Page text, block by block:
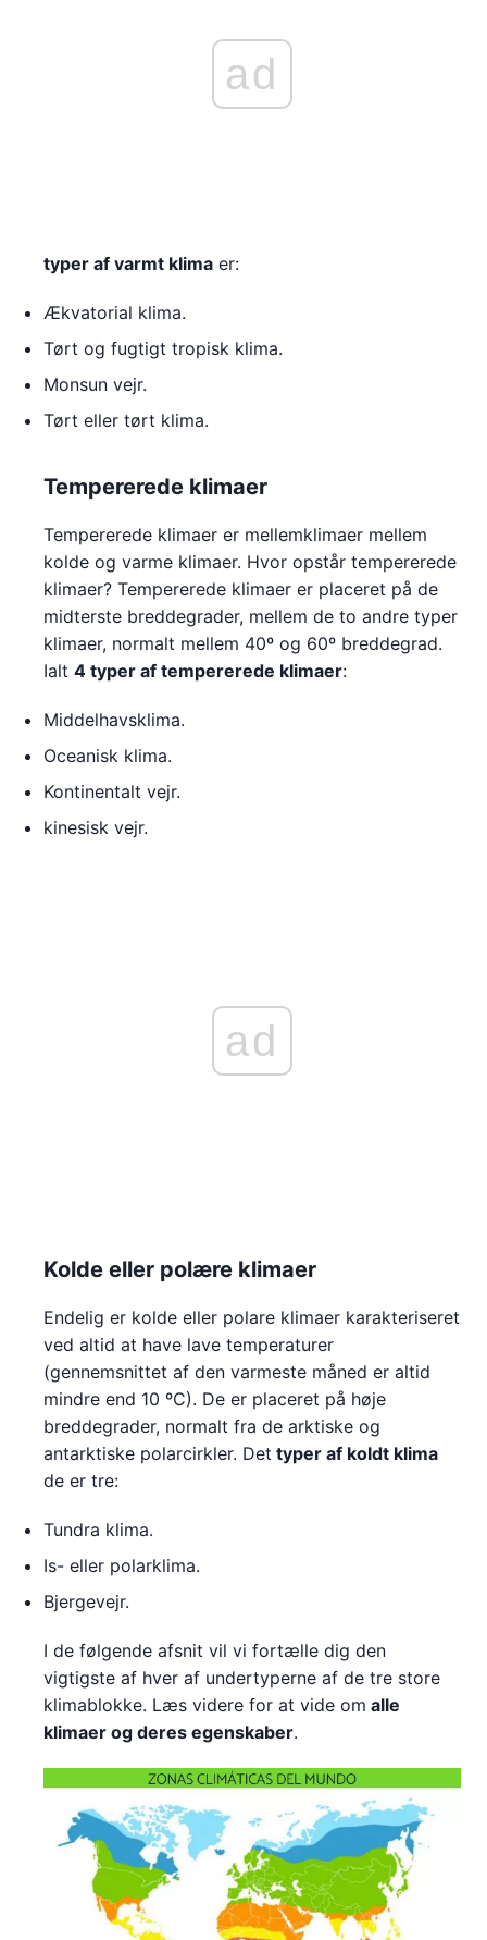
ad
typer af varmt klima er:
Ækvatorial klima.
Tørt og fugtigt tropisk klima.
Monsun vejr.
Tørt eller tørt klima.
Tempererede klimaer
Tempererede klimaer er mellemklimaer mellem
kolde og varme klimaer. Hvor opstår tempererede
klimaer? Tempererede klimaer er placeret på de
midterste breddegrader, mellem de to andre typer
klimaer, normalt mellem 40º og 60º breddegrad.
Ialt 4 typer af tempererede klimaer:
Middelhavsklima.
Oceanisk klima.
Kontinentalt vejr.
kinesisk vejr.
ad
Kolde eller polære klimaer
Endelig er kolde eller polare klimaer karakteriseret
ved altid at have lave temperaturer
(gennemsnittet af den varmeste måned er altid
mindre end 10 ºC). De er placeret på høje
breddegrader, normalt fra de arktiske og
antarktiske polarcirkler. Det typer af koldt klima
de er tre:
Tundra klima.
Is- eller polarklima.
Bjergevejr.
I de følgende afsnit vil vi fortælle dig den
vigtigste af hver af undertyperne af de tre store
klimablokke. Læs videre for at vide om alle
klimaer og deres egenskaber.